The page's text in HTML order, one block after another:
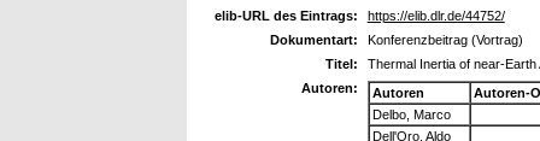
elib-URL des Eintrags:
https://elib.dlr.de/44752/
Dokumentart:
Konferenzbeitrag (Vortrag)
Titel:
Thermal Inertia of near-
Autoren:
Autoren
Autoren-
Delbo, Marco
Dell'Oro, Aldo